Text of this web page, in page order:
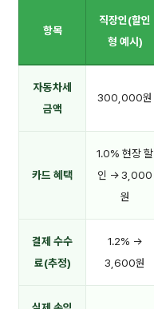
항목
직장인(할인
형 예시)
자동차세
금액
300,000원
카드 혜택
1.0% 현장 할
인 → 3,000
원
결제 수수
료(추정)
1.2% →
3,600원